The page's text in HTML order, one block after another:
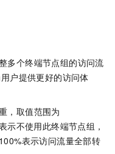
多个终端节点组的访问流
户提供更好的访问体
，取值范围为
示不使用此终端节点组，
表示访问流量全部转